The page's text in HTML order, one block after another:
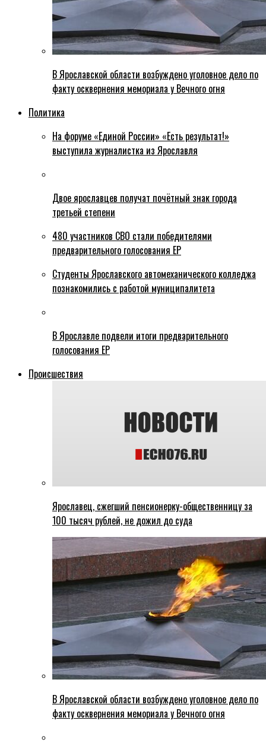
В Ярославской области возбуждено уголовное дело по
факту осквернения мемориала у Вечного огня
Политика
На форуме «Единой России» «Есть результат!»
выступила журналистка из Ярославля
Двое ярославцев получат почётный знак города
третьей степени
480 участников СВО стали победителями
предварительного голосования ЕР
Студенты Ярославского автомеханического колледжа
познакомились с работой муниципалитета
В Ярославле подвели итоги предварительного
голосования ЕР
Происшествия
Ярославец, сжегший пенсионерку-общественницу за
100 тысяч рублей, не дожил до суда
В Ярославской области возбуждено уголовное дело по
факту осквернения мемориала у Вечного огня